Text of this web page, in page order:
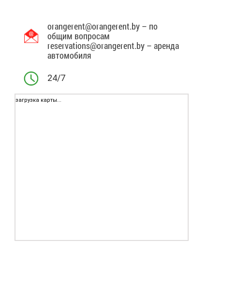
orangerent@orangerent.by – по
общим вопросам
reservations@orangerent.by – аренда
автомобиля
24/7
загрузка карты...